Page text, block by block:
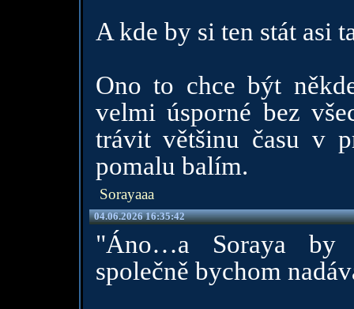
A kde by si ten stát asi
Ono to chce být
velmi úsporné bez
trávit většinu času v
pomalu balím.
Sorayaaa
04.06.2026 16:35:42
"Áno…a Soraya by
společně bychom